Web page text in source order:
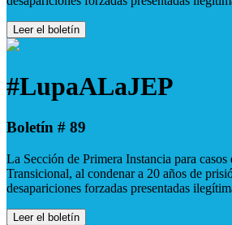
Leer el boletín
#LupaALaJEP
Boletín # 89
La Sección de Primera Instancia para
Transicional, al condenar a 20 años de
desapariciones forzadas presentadas
Leer el boletín